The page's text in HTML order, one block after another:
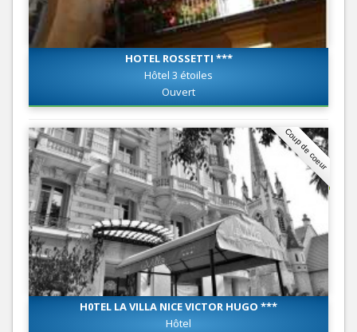
HOTEL ROSSETTI ***
Hôtel 3 étoiles
Ouvert
Coup de coeur
H0TEL LA VILLA NICE VICTOR HUGO ***
Hôtel